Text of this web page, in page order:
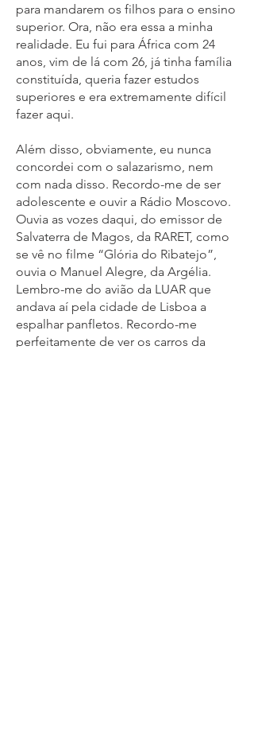
para mandarem os filhos para o ensino
superior. Ora, não era essa a minha
realidade. Eu fui para África com 24
anos, vim de lá com 26, já tinha família
constituída, queria fazer estudos
superiores e era extremamente difícil
fazer aqui.
Além disso, obviamente, eu nunca
concordei com o salazarismo, nem
com nada disso. Recordo-me de ser
adolescente e ouvir a Rádio Moscovo.
Ouvia as vozes daqui, do emissor de
Salvaterra de Magos, da RARET, como
se vê no filme “Glória do Ribatejo”,
ouvia o Manuel Alegre, da Argélia.
Lembro-me do avião da LUAR que
andava aí pela cidade de Lisboa a
espalhar panfletos. Recordo-me
perfeitamente de ver os carros da